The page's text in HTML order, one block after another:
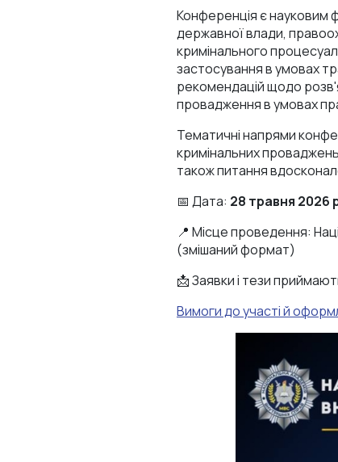
Конференція є науковим
державної влади,
кримінального
застосування в умовах
рекомендацій щодо
провадження в умовах
Тематичні напрями
кримінальних
також питання
📅 Дата: 28 травня 2026
📍 Місце проведення:
(змішаний формат)
📩 Заявки і тези
Вимоги до участі й